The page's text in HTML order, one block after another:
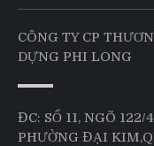
CÔNG TY CP
DỰNG PHI LONG
ĐC: SỐ 11, NGÕ
PHƯỜNG ĐẠI